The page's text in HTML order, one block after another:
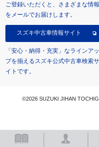
ご登録いただくと、さまざまな情報
をメールでお届けします。
スズキ中古車情報サイト
「安心・納得・充実」なラインアッ
プを揃えるスズキ公式中古車検索サ
イトです。
©2026 SUZUKI JIHAN